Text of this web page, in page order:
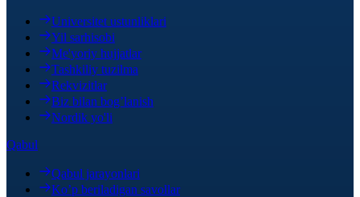
Universitet ustunliklari
Yil sarhisobi
Me'yoriy hujjatlar
Tashkiliy tuzilma
Rekvizitlar
Biz bilan bog’lanish
Nordik yo'li
Qabul
Qabul jarayonlari
Ko’p beriladigan savollar